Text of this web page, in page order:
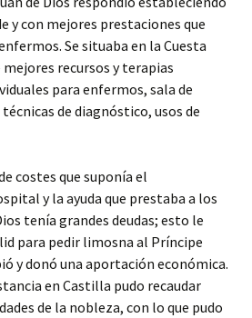
y con mejores prestaciones que
Se situaba en la Cuesta
recursos y terapias
para enfermos, sala de
de diagnóstico, usos de
costes que suponía el
y la ayuda que prestaba a los
tenía grandes deudas; esto le
para pedir limosna al Príncipe
y donó una aportación económica.
en Castilla pudo recaudar
de la nobleza, con lo que pudo